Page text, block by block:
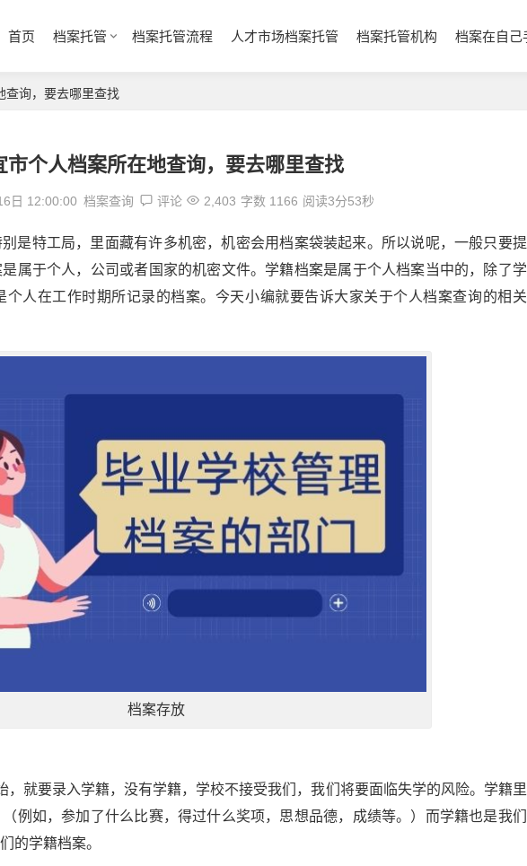
首页 档案托管 档案托管流程 人才市场档案托管 档案托管机构 档案在自己
查询，要去哪里查找
市个人档案所在地查询，要去哪里查找
日 12:00:00 档案查询 评论 2,403 字数 1166 阅读3分53秒
是特工局，里面藏有许多机密，机密会用档案袋装起来。所以说呢，一般只要提
属于个人，公司或者国家的机密文件。学籍档案是属于个人档案当中的，除了
人在工作时期所记录的档案。今天小编就要告诉大家关于个人档案查询的相
档案存放
，就要录入学籍，没有学籍，学校不接受我们，我们将要面临失学的风险。学籍
例如，参加了什么比赛，得过什么奖项，思想品德，成绩等。）而学籍也是我
的学籍档案。